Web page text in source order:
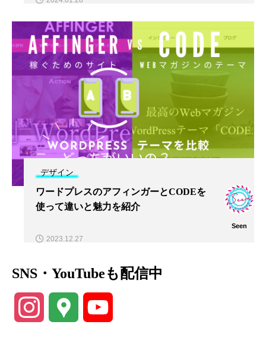
デザイン
ワードプレスのアフィンガーとCODEを
使って違いと魅力を紹介
Seen
2023.12.27
SNS・YouTubeも配信中
Instagram Google